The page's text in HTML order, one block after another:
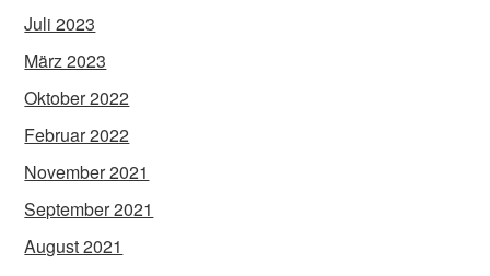
Juli 2023
März 2023
Oktober 2022
Februar 2022
November 2021
September 2021
August 2021